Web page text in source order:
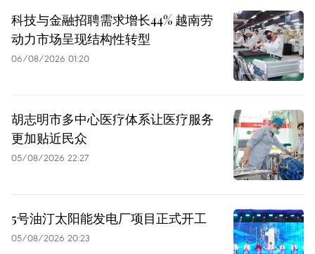
科技与金融招聘需求增长44% 越南劳
动力市场呈现结构性转型
06/08/2026 01:20
胡志明市多中心医疗体系让医疗服务
更加贴近民众
05/08/2026 22:27
5号油汀太阳能发电厂项目正式开工
05/08/2026 20:23